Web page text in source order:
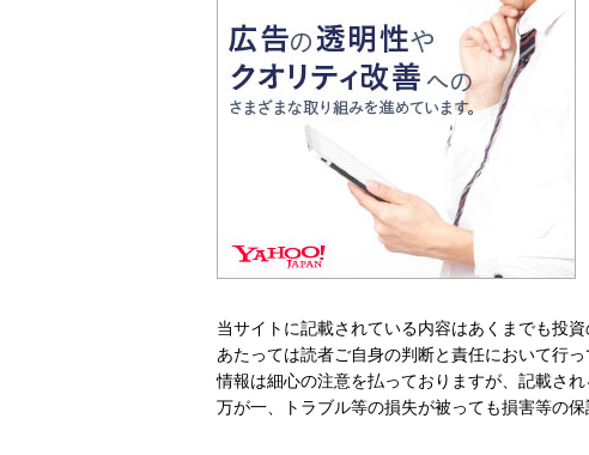
当サイトに記載されている内容はあくまでも投
あたっては読者ご自身の判断と責任において行
情報は細心の注意を払っておりますが、記載さ
万が一、トラブル等の損失が被っても損害等の